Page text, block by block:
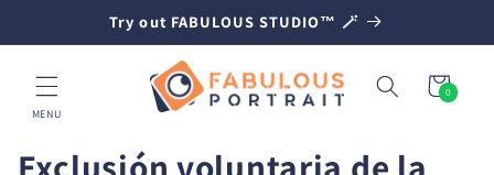
CONTENIDO
Try out FABULOUS STUDIO™ 🪄
MENU
Carrito
0
0
artículos